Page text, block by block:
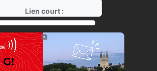
Lien court :
https://radio-g.fr?r185
⧉